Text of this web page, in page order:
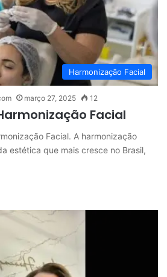
Harmonização Facial
março 27, 2025 12
Facial
Facial. A harmonização
estética que mais cresce no Brasil,